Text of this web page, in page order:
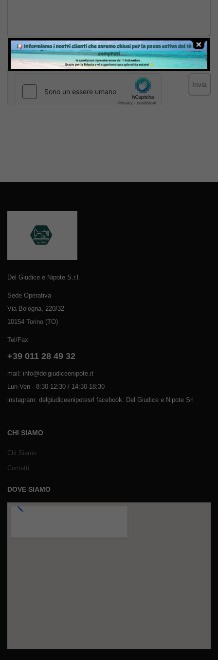
Inviando il messaggio confermo di aver letto e accettato
Termini e condizionidel sito web
Invia
Del Giudice e Nipote S.r.l.
Sede Operativa
Via Bologna, 220/32
10154 Torino (TO)
Tel/Fax
+39 011 28 49 32
mail: info@delgiudiceenipote.it
Lun-Ven - 8:30-12:30 / 14:30-18:30
instagram: delgiudiceenipotesrl facebook: Del Giudice e Nipote Srl
CHI SIAMO
Chi Siamo
Contatti
DOVE SIAMO